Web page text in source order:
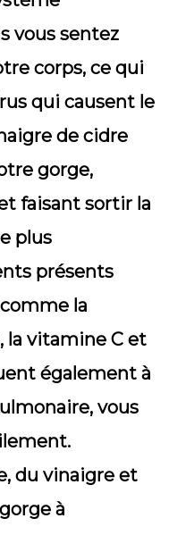
vous sentez
corps, ce qui
qui causent le
de cidre
gorge,
faisant sortir la
plus
présents
la
la vitamine C et
également à
vous
du vinaigre et
à